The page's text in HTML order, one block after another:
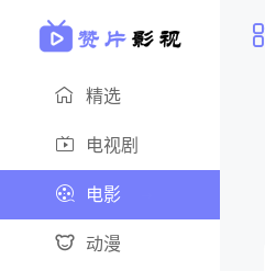
精选
电视剧
电影
动漫